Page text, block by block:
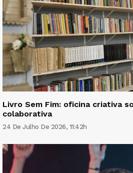
Livro Sem Fim: oficina criativa
colaborativa
24 De Julho De 2026, 11:42h